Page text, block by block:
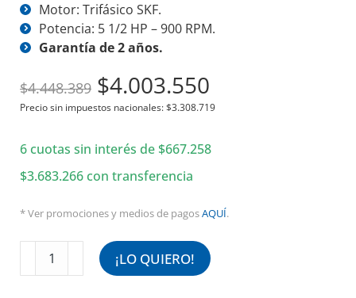
Motor: Trifásico SKF.
Potencia: 5 1/2 HP – 900 RPM.
Garantía de 2 años.
$4.448.389 El
precio
era:
$4.448.389.
$4.003.550
precio
es:
Precio sin impuestos nacionales:$3.308.719
6 cuotas sin interés de $667.258
$3.683.266con transferencia
* Ver promociones y medios de pagosAQUÍ.
Extractor
¡LO QUIERO!